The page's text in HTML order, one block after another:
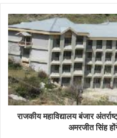
राजकीय महाविद्यालय बंजार
अमरजीत सिंह